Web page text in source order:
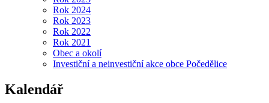
Rok 2024
Rok 2023
Rok 2022
Rok 2021
Obec a okolí
Investiční a neinvestiční akce obce Počedělice
Kalendář